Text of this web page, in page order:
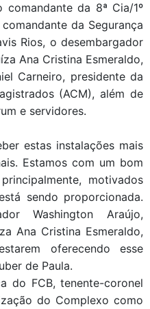
da 8ª Cia/1º
da Segurança
Rios, o desembargador
Ana Cristina Esmeraldo,
Carneiro, presidente da
(ACM), além de
e servidores.
estas instalações mais
Estamos com um bom
motivados
sendo proporcionada.
Washington Araújo,
Ana Cristina Esmeraldo,
oferecendo esse
de Paula.
do FCB, tenente-coronel
do Complexo como